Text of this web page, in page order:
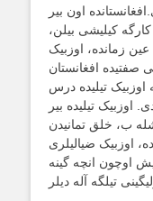
اون بیر
کیلیشی بیلن،
زمانده، اوزبیک
صفتیده افغانستان
اوزبیک تیلیده درس
اوزبیک تیلیده بیر
ب، خلق تمانیدن
اوزبیک ضیالیلری
اوچون انچه گینه